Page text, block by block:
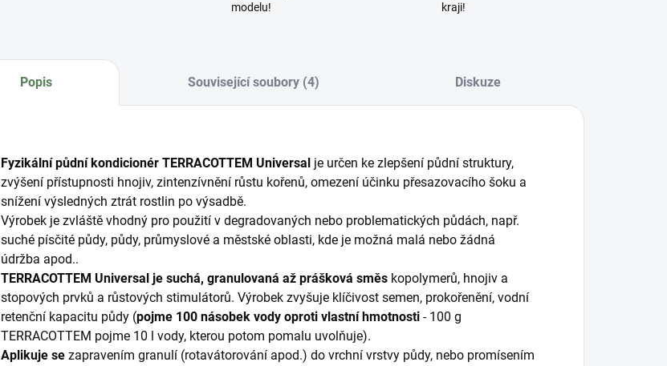
modelu!
kraji!
Popis Související soubory (4) Diskuze
Fyzikální půdní kondicionér TERRACOTTEM Universal je určen ke zlepšení půdní struktury,
zvýšení přístupnosti hnojiv, zintenzívnění růstu kořenů, omezení účinku přesazovacího šoku a
snížení výsledných ztrát rostlin po výsadbě.
Výrobek je zvláště vhodný pro použití v degradovaných nebo problematických půdách, např.
suché písčité půdy, půdy, průmyslové a městské oblasti, kde je možná malá nebo žádná
údržba apod..
TERRACOTTEM Universal je suchá, granulovaná až prášková směs kopolymerů, hnojiv a
stopových prvků a růstových stimulátorů. Výrobek zvyšuje klíčivost semen, prokořenění, vodní
retenční kapacitu půdy (pojme 100 násobek vody oproti vlastní hmotnosti - 100 g
TERRACOTTEM pojme 10 l vody, kterou potom pomalu uvolňuje).
Aplikuje se zapravením granulí (rotavátorování apod.) do vrchní vrstvy půdy, nebo promísením